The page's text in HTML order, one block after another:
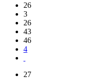
26
3
26
43
46
4
27